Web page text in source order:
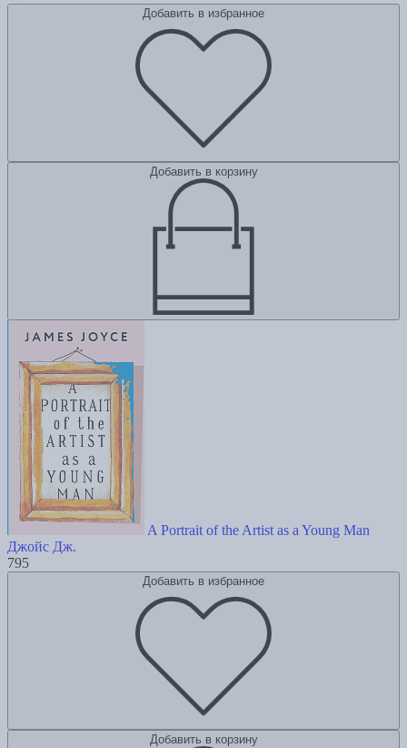
Добавить в избранное
Добавить в корзину
A Portrait of the Artist as a Young Man
Джойс Дж.
795
Добавить в избранное
Добавить в корзину